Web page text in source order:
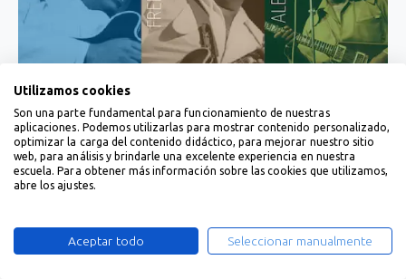
Utilizamos cookies
Son una parte fundamental para funcionamiento de nuestras
aplicaciones. Podemos utilizarlas para mostrar contenido personalizado,
optimizar la carga del contenido didáctico, para mejorar nuestro sitio
web, para análisis y brindarle una excelente experiencia en nuestra
escuela. Para obtener más información sobre las cookies que utilizamos,
abre los ajustes.
Aceptar todo Seleccionar manualmente